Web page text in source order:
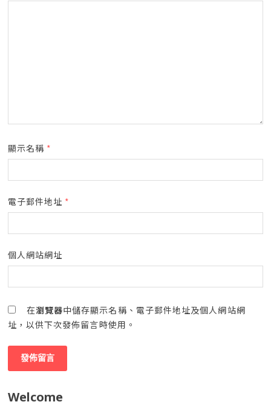
顯示名稱 *
電子郵件地址 *
個人網站網址
在瀏覽器中儲存顯示名稱、電子郵件地址及個人網站網
址，以供下次發佈留言時使用。
Welcome